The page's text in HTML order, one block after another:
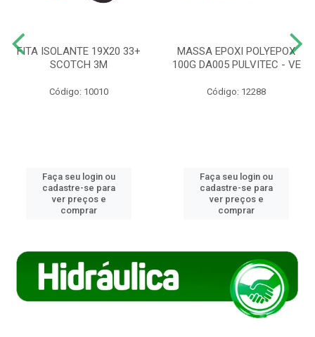
FITA ISOLANTE 19X20 33+
SCOTCH 3M
Código: 10010
Faça seu login ou
cadastre-se para
ver preços e
comprar
MASSA EPOXI POLYEPOX
100G DA005 PULVITEC - VE
Código: 12288
Faça seu login ou
cadastre-se para
ver preços e
comprar